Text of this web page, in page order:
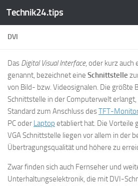
Zum Inhalt springen
Technik24.tips
DVI
Das Digital Visual Interface, oder kurz auch
genannt, bezeichnet eine Schnittstelle
von Bild- bzw. Videosignalen. Die größte
Schnittstelle in der Computerwelt erlangt,
Standard zum Anschluss desTFT-
PC oder Laptop etabliert hat. Die Vorteile
VGA Schnittstelle liegen vor allem in der
Übertragungsqualität und höhere zu
Zwar finden sich auch Fernseher und
Unterhaltungselektronik, die mit DVI-